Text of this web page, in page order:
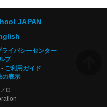
JAPAN
ライバシーセンター
プ
ご利用ガイド
の表示
ロ